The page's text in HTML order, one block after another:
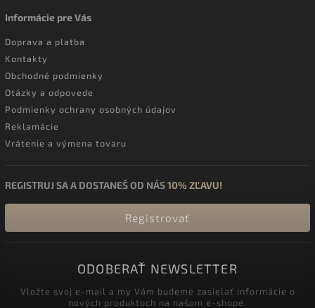
Informácie pre Vás
Doprava a platba
Kontakty
Obchodné podmienky
Otázky a odpovede
Podmienky ochrany osobných údajov
Reklamácie
Vrátenie a výmena tovaru
REGISTRUJ SA A DOSTANEŠ OD NÁS10% ZĽAVU!
Registrovať
ODOBERAŤ NEWSLETTER
Vložte svoj e-mail a my Vám budeme zasielať informácie o
nových produktoch na našom e-shope.